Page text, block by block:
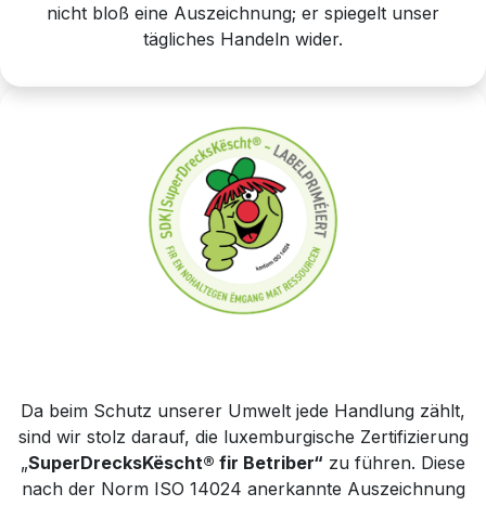
nicht bloß eine Auszeichnung; er spiegelt unser
tägliches Handeln wider.
Da beim Schutz unserer Umwelt jede Handlung zählt,
sind wir stolz darauf, die luxemburgische Zertifizierung
„SuperDrecksKëscht® fir Betriber“ zu führen. Diese
nach der Norm ISO 14024 anerkannte Auszeichnung